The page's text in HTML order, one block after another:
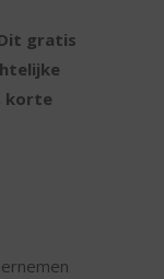
gratis
korte